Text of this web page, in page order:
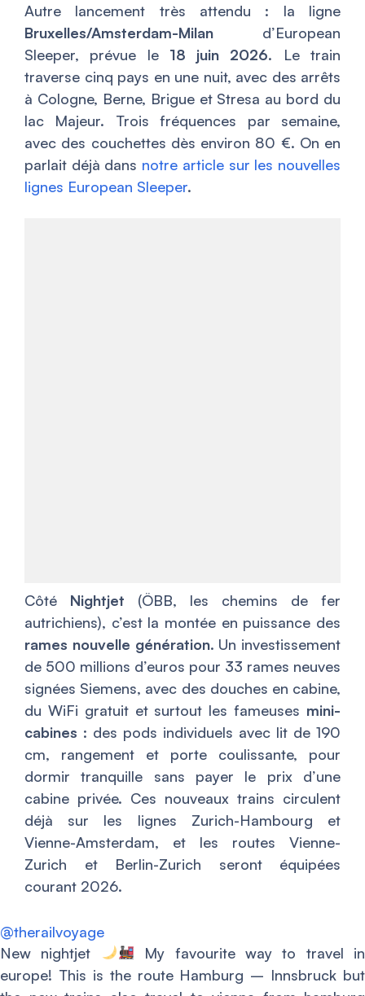
Autre lancement très attendu : la ligne
Bruxelles/Amsterdam-Milan d’European
Sleeper, prévue le 18 juin 2026. Le train
traverse cinq pays en une nuit, avec des arrêts
à Cologne, Berne, Brigue et Stresa au bord du
lac Majeur. Trois fréquences par semaine,
avec des couchettes dès environ 80 €. On en
parlait déjà dans notre article sur les nouvelles
lignes European Sleeper.
Côté Nightjet (ÖBB, les chemins de fer
autrichiens), c’est la montée en puissance des
rames nouvelle génération. Un investissement
de 500 millions d’euros pour 33 rames neuves
signées Siemens, avec des douches en cabine,
du WiFi gratuit et surtout les fameuses mini-
cabines : des pods individuels avec lit de 190
cm, rangement et porte coulissante, pour
dormir tranquille sans payer le prix d’une
cabine privée. Ces nouveaux trains circulent
déjà sur les lignes Zurich-Hambourg et
Vienne-Amsterdam, et les routes Vienne-
Zurich et Berlin-Zurich seront équipées
courant 2026.
@therailvoyage
New nightjet
My favourite way to travel in
europe! This is the route Hamburg – Innsbruck but